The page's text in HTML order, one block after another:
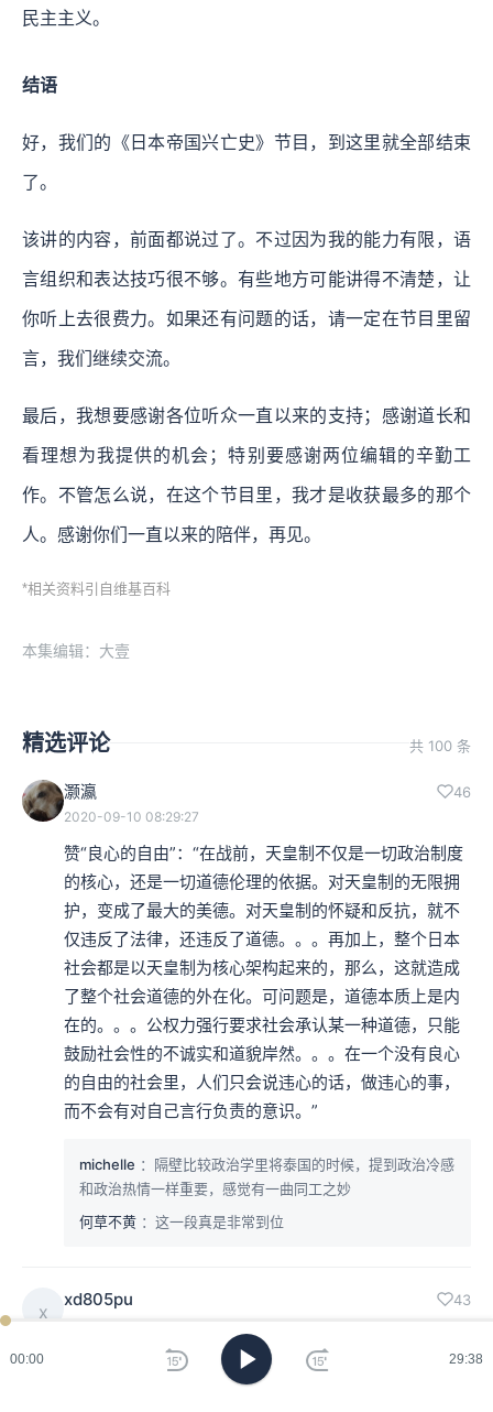
00:00 29:38
民主主义。
结语
好，我们的《日本帝国兴亡史》节目，到这里就全部结束
了。
该讲的内容，前面都说过了。不过因为我的能力有限，语
言组织和表达技巧很不够。有些地方可能讲得不清楚，让
你听上去很费力。如果还有问题的话，请一定在节目里留
言，我们继续交流。
最后，我想要感谢各位听众一直以来的支持；感谢道长和
看理想为我提供的机会；特别要感谢两位编辑的辛勤工
作。不管怎么说，在这个节目里，我才是收获最多的那个
人。感谢你们一直以来的陪伴，再见。
*相关资料引自维基百科
本集编辑：大壹
精选评论 共 100 条
灏瀛 46
2020-09-10 08:29:27
赞“良心的自由”：“在战前，天皇制不仅是一切政治制度
的核心，还是一切道德伦理的依据。对天皇制的无限拥
护，变成了最大的美德。对天皇制的怀疑和反抗，就不
仅违反了法律，还违反了道德。。。再加上，整个日本
社会都是以天皇制为核心架构起来的，那么，这就造成
了整个社会道德的外在化。可问题是，道德本质上是内
在的。。。公权力强行要求社会承认某一种道德，只能
鼓励社会性的不诚实和道貌岸然。。。在一个没有良心
的自由的社会里，人们只会说违心的话，做违心的事，
而不会有对自己言行负责的意识。”
michelle ：隔壁比较政治学里将泰国的时候，提到政治冷感
和政治热情一样重要，感觉有一曲同工之妙
何草不黄 ：这一段真是非常到位
x
xd805pu 43
最后这一集最为震撼，对照自己所在的环境，惊觉自己
也一直在集权主义的影响下长大，并不懂一个现代人该